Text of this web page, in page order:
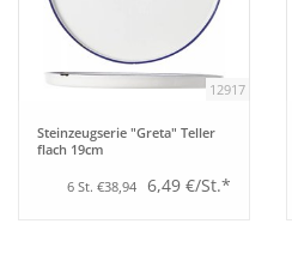
12917
Steinzeugserie "Greta" Teller
flach 19cm
6 St. €38,94 6,49 €/St.*